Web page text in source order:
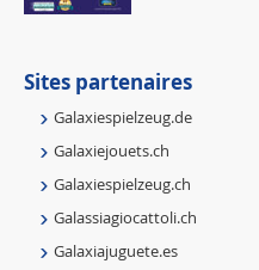
Sites partenaires
Galaxiespielzeug.de
Galaxiejouets.ch
Galaxiespielzeug.ch
Galassiagiocattoli.ch
Galaxiajuguete.es